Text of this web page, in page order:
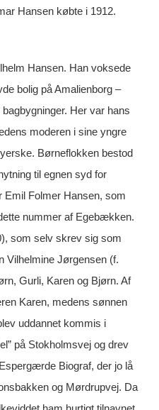
Hansen købte i 1912.
Hansen. Han voksede
bolig på Amalienborg –
Her var hans
moderen i sine yngre
Børneflokken bestod
til egnen syd for
Emil Folmer Hansen, som
nummer af Egebækken.
som selv skrev sig som
Vilhelmine Jørgensen (f.
Gurli, Karen og Bjørn. Af
Karen, medens sønnen
uddannet kommis i
på Stokholmsvej og drev
Biograf, der jo lå
og Mørdrupvej. Da